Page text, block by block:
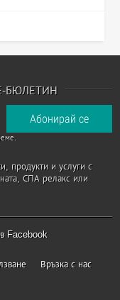
БЮЛЕТИН
продукти и услуги с
СПА релакс или
Facebook
Връзка с нас